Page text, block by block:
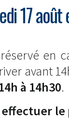
17 août
en
avant
à 14h30.
le